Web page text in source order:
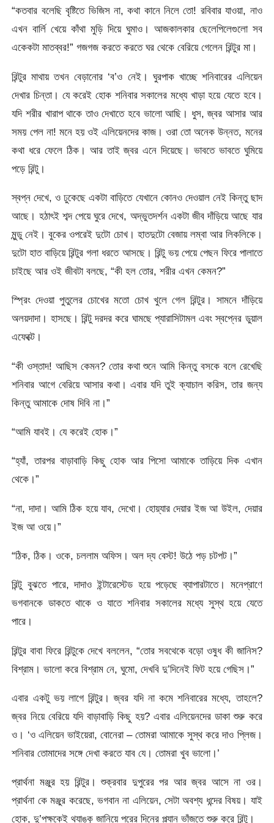
“কতবার বলেছি বৃষ্টিতে ভিজিস না, কথা কানে নিলে তো! রবিবার যাওয়া, নাও
এখন বার্লি খেয়ে কাঁথা মুড়ি দিয়ে ঘুমাও। আজকালকার ছেলেপিলেগুলো সব
একেকটা মাতব্বর!” গজগজ করতে করতে ঘর থেকে বেরিয়ে গেলেন রিন্টুর মা।
রিন্টুর মাথায় তখন বেড়ানোর ‘ব’ও নেই। ঘুরপাক খাচ্ছে শনিবারের এলিয়েন
দেখার চিন্তা। যে করেই হোক শনিবার সকালের মধ্যে খাড়া হয়ে যেতে হবে।
যদি শরীর খারাপ থাকে তাও দেখাতে হবে ভালো আছি। ধুস, জ্বর আসার আর
সময় পেল না! মনে হয় ওই এলিয়েনদের কাজ। ওরা তো অনেক উন্নত, মনের
কথা ধরে ফেলে ঠিক। আর তাই জ্বর এনে দিয়েছে। ভাবতে ভাবতে ঘুমিয়ে
পড়ে রিন্টু।
স্বপ্ন দেখে, ও ঢুকেছে একটা বাড়িতে যেখানে কোনও দেওয়াল নেই কিন্তু ছাদ
আছে। হঠাৎই শব্দ পেয়ে ঘুরে দেখে, অদ্ভুতদর্শন একটা জীব দাঁড়িয়ে আছে যার
মুন্ডু নেই। বুকের ওপরেই দুটো চোখ। হাতদুটো বেজায় লম্বা আর লিকলিকে।
দুটো হাত বাড়িয়ে রিন্টুর গলা ধরতে আসছে। রিন্টু ভয় পেয়ে পেছন ফিরে পালাতে
চাইছে আর ওই জীবটা বলছে, “কী হল তোর, শরীর এখন কেমন?”
স্প্রিং দেওয়া পুতুলের চোখের মতো চোখ খুলে গেল রিন্টুর। সামনে দাঁড়িয়ে
অলয়দাদা। হাসছে। রিন্টু দরদর করে ঘামছে প্যারাসিটামল এবং স্বপ্নের ডুয়াল
এফেক্টে।
“কী ওস্তাদ! আছিস কেমন? তোর কথা শুনে আমি কিন্তু বসকে বলে রেখেছি
শনিবার আগে বেরিয়ে আসার কথা। এবার যদি তুই ক্যাচাল করিস, তার জন্য
কিন্তু আমাকে দোষ দিবি না।”
“আমি যাবই। যে করেই হোক।”
“হ্যাঁ, তারপর বাড়াবাড়ি কিছু হোক আর পিসো আমাকে তাড়িয়ে দিক এখান
থেকে।”
“না, দাদা। আমি ঠিক হয়ে যাব, দেখো। হোয়্যার দেয়ার ইজ আ উইল, দেয়ার
ইজ আ ওয়ে।”
“ঠিক, ঠিক। ওকে, চললাম অফিস। অল দ্য বেস্ট! উঠে পড় চটপট।”
রিন্টু বুঝতে পারে, দাদাও ইন্টারেস্টেড হয়ে পড়েছে ব্যাপারটাতে। মনেপ্রাণে
ভগবানকে ডাকতে থাকে ও যাতে শনিবার সকালের মধ্যে সুস্থ হয়ে যেতে
পারে।
রিন্টুর বাবা ফিরে রিন্টুকে দেখে বললেন, “তোর সবথেকে বড়ো ওষুধ কী জানিস?
বিশ্রাম। ভালো করে বিশ্রাম নে, ঘুমো, দেখবি দু’দিনেই ফিট হয়ে গেছিস।”
এবার একটু ভয় লাগে রিন্টুর। জ্বর যদি না কমে শনিবারের মধ্যে, তাহলে?
জ্বর নিয়ে বেরিয়ে যদি বাড়াবাড়ি কিছু হয়? এবার এলিয়েনদের ডাকা শুরু করে
ও। ‘ও এলিয়েন ভাইয়েরা, বোনেরা – তোমরা আমাকে সুস্থ করে দাও প্লিজ।
শনিবার তোমাদের সঙ্গে দেখা করতে যাব যে। তোমরা খুব ভালো।’
প্রার্থনা মঞ্জুর হয় রিন্টুর। শুক্রবার দুপুরের পর আর জ্বর আসে না ওর।
প্রার্থনা কে মঞ্জুর করেছে, ভগবান না এলিয়েন, সেটা অবশ্য ধন্দের বিষয়। যাই
হোক, দু’পক্ষকেই থ্যাঙ্কু জানিয়ে পরের দিনের প্ল্যান ভাঁজতে শুরু করে রিন্টু।